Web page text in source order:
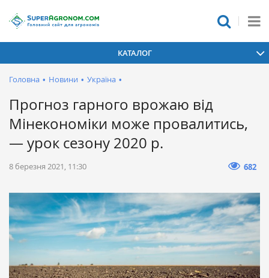
КАТАЛОГ
Головна • Новини • Україна •
Прогноз гарного врожаю від
Мінекономіки може провалитись,
— урок сезону 2020 р.
8 березня 2021, 11:30 682